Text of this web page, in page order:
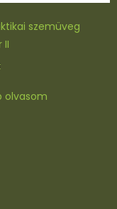
szemüveg
II
olvasom